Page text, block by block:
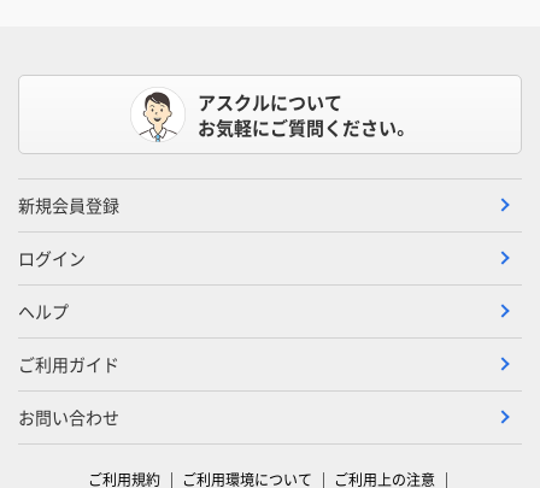
アスクルについて
お気軽にご質問ください。
新規会員登録
ログイン
ヘルプ
ご利用ガイド
お問い合わせ
ご利用規約 ご利用環境について ご利用上の注意